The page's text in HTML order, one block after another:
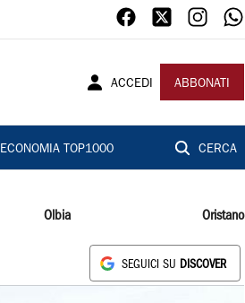
ACCEDI ABBONATI
ECONOMIA TOP1000 CERCA
Olbia Oristano
SEGUICI SU DISCOVER